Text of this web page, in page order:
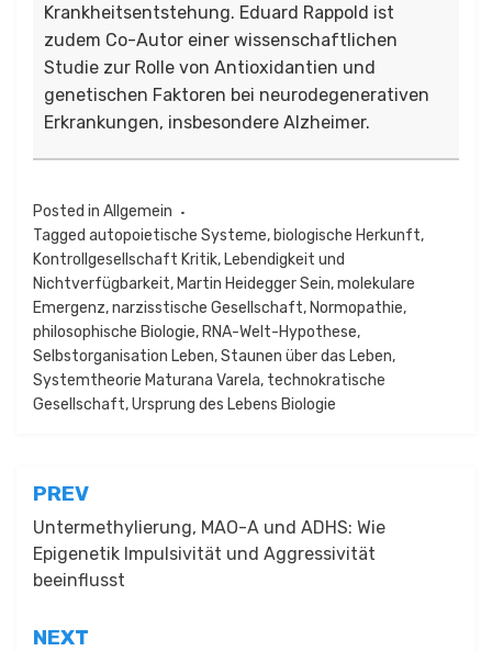
Krankheitsentstehung. Eduard Rappold ist
zudem Co-Autor einer wissenschaftlichen
Studie zur Rolle von Antioxidantien und
genetischen Faktoren bei neurodegenerativen
Erkrankungen, insbesondere Alzheimer.
Posted in Allgemein
Tagged autopoietische Systeme, biologische Herkunft,
Kontrollgesellschaft Kritik, Lebendigkeit und
Nichtverfügbarkeit, Martin Heidegger Sein,molekulare
Emergenz,narzisstische Gesellschaft, Normopathie,
philosophische Biologie, RNA-Welt-Hypothese,
Selbstorganisation Leben,Staunen über das Leben,
Systemtheorie Maturana Varela, technokratische
Gesellschaft,Ursprung des Lebens Biologie
Beitragsnavigation
PREV
Untermethylierung, MAO-A und ADHS: Wie
Epigenetik Impulsivität und Aggressivität
beeinflusst
NEXT